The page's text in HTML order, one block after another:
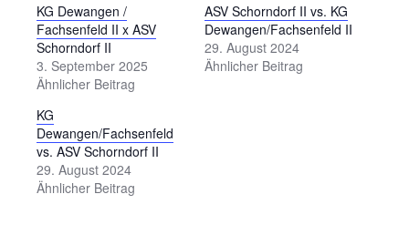
KG Dewangen /
Fachsenfeld II x ASV
Schorndorf II
3. September 2025
Ähnlicher Beitrag
ASV Schorndorf II vs. KG
Dewangen/Fachsenfeld II
29. August 2024
Ähnlicher Beitrag
KG
Dewangen/Fachsenfeld
vs. ASV Schorndorf II
29. August 2024
Ähnlicher Beitrag